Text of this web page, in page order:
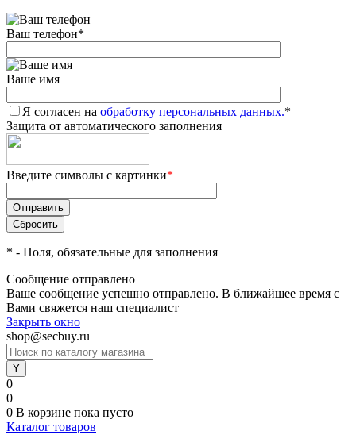
Ваш телефон*
Ваше имя
Я согласен на обработку персональных данных.*
Защита от автоматического заполнения
Введите символы с картинки*
* - Поля, обязательные для заполнения
Сообщение отправлено
Ваше сообщение успешно отправлено. В ближайшее время с
Вами свяжется наш специалист
Закрыть окно
shop@secbuy.ru
0
0
0 В корзине пока пусто
Каталог товаров